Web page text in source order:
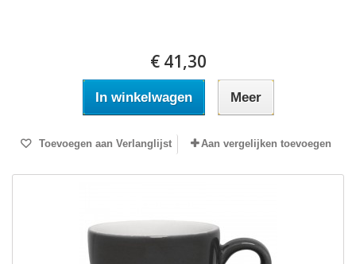
€ 41,30
In winkelwagen Meer
Toevoegen aan Verlanglijst Aan vergelijken toevoegen